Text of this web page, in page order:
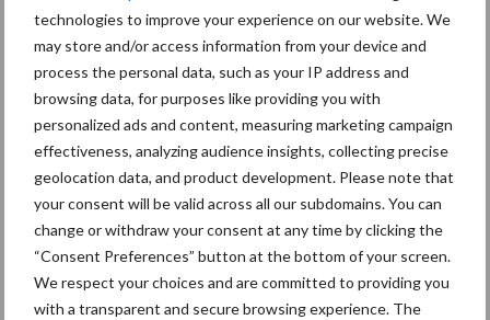
technologies to improve your experience on our website. We
may store and/or access information from your device and
process the personal data, such as your IP address and
browsing data, for purposes like providing you with
personalized ads and content, measuring marketing campaign
effectiveness, analyzing audience insights, collecting precise
geolocation data, and product development. Please note that
your consent will be valid across all our subdomains. You can
change or withdraw your consent at any time by clicking the
“Consent Preferences” button at the bottom of your screen.
We respect your choices and are committed to providing you
with a transparent and secure browsing experience. The
Mastitis Hittestress
Toon meer